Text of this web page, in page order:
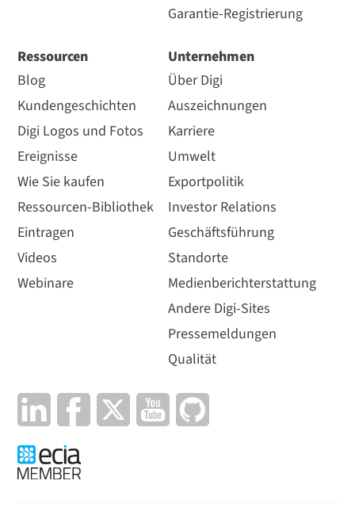
Garantie-Registrierung
Ressourcen
Blog
Kundengeschichten
Digi Logos und Fotos
Ereignisse
Wie Sie kaufen
Ressourcen-Bibliothek
Eintragen
Videos
Webinare
Unternehmen
Über Digi
Auszeichnungen
Karriere
Umwelt
Exportpolitik
Investor Relations
Geschäftsführung
Standorte
Medienberichterstattung
Andere Digi-Sites
Pressemeldungen
Qualität